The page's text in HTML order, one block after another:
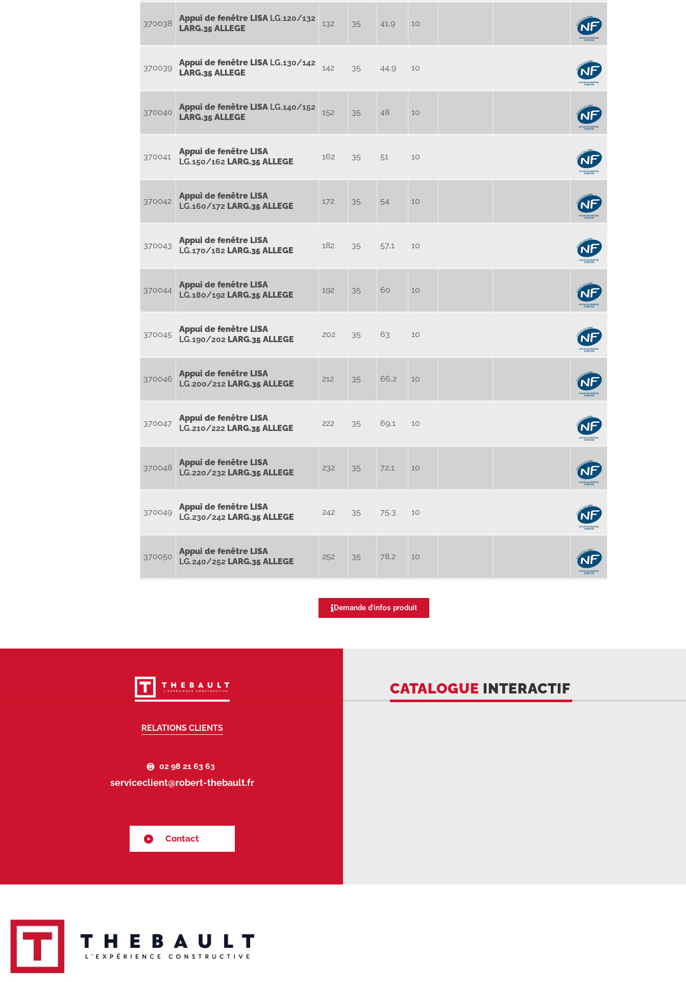
370038
Appui de fenêtre LISA LG.120/132
LARG.35 ALLEGE
132 35 41,9 10
370039
Appui de fenêtre LISA LG.130/142
LARG.35 ALLEGE
142 35 44,9 10
370040
Appui de fenêtre LISA LG.140/152
LARG.35 ALLEGE
152 35 48 10
370041
Appui de fenêtre LISA
LG.150/162 LARG.35 ALLEGE
162 35 51 10
370042
Appui de fenêtre LISA
LG.160/172 LARG.35 ALLEGE
172 35 54 10
370043
Appui de fenêtre LISA
LG.170/182 LARG.35 ALLEGE
182 35 57,1 10
370044
Appui de fenêtre LISA
LG.180/192 LARG.35 ALLEGE
192 35 60 10
370045
Appui de fenêtre LISA
LG.190/202 LARG.35 ALLEGE
202 35 63 10
370046
Appui de fenêtre LISA
LG.200/212 LARG.35 ALLEGE
212 35 66,2 10
370047
Appui de fenêtre LISA
LG.210/222 LARG.35 ALLEGE
222 35 69,1 10
370048
Appui de fenêtre LISA
LG.220/232 LARG.35 ALLEGE
232 35 72,1 10
370049
Appui de fenêtre LISA
LG.230/242 LARG.35 ALLEGE
242 35 75,3 10
370050
Appui de fenêtre LISA
LG.240/252 LARG.35 ALLEGE
252 35 78,2 10
Demande d'infos produit
RELATIONS CLIENTS
02 98 21 63 63
serviceclient@robert-thebault.fr
Contact
CATALOGUE INTERACTIF